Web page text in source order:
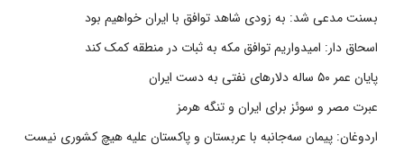
بسنت مدعی شد: به زودی شاهد توافق با ایران خواهیم بود
اسحاق دار: امیدواریم توافق مکه به ثبات در منطقه کمک کند
پایان عمر ۵۰ ساله دلارهای نفتی به دست ایران
عبرت مصر و سوئز برای ایران و تنگه هرمز
اردوغان: پیمان سه‌جانبه با عربستان و پاکستان علیه هیچ کشوری نیست